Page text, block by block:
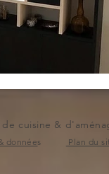
cuisine &
données Plan du